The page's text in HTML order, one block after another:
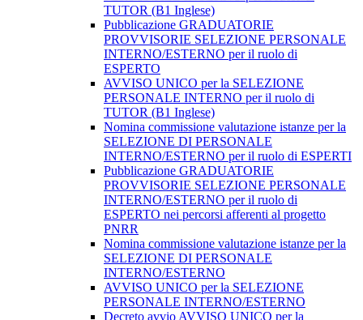
TUTOR (B1 Inglese)
Pubblicazione GRADUATORIE
PROVVISORIE SELEZIONE PERSONALE
INTERNO/ESTERNO per il ruolo di
ESPERTO
AVVISO UNICO per la SELEZIONE
PERSONALE INTERNO per il ruolo di
TUTOR (B1 Inglese)
Nomina commissione valutazione istanze per la
SELEZIONE DI PERSONALE
INTERNO/ESTERNO per il ruolo di ESPERTI
Pubblicazione GRADUATORIE
PROVVISORIE SELEZIONE PERSONALE
INTERNO/ESTERNO per il ruolo di
ESPERTO nei percorsi afferenti al progetto
PNRR
Nomina commissione valutazione istanze per la
SELEZIONE DI PERSONALE
INTERNO/ESTERNO
AVVISO UNICO per la SELEZIONE
PERSONALE INTERNO/ESTERNO
Decreto avvio AVVISO UNICO per la